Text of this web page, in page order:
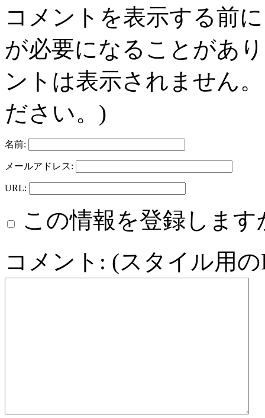
コメントを表示する前
が必要になることがあ
ントは表示されません
ださい。)
名前:
メールアドレス:
URL:
この情報を登録します
コメント: (スタイル用